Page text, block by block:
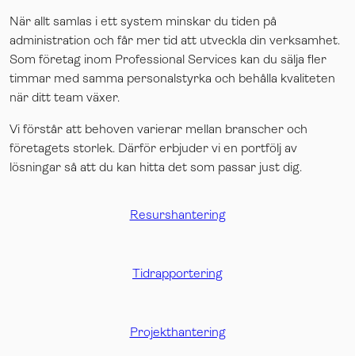
När allt samlas i ett system minskar du tiden på
administration och får mer tid att utveckla din verksamhet.
Som företag inom Professional Services kan du sälja fler
timmar med samma personalstyrka och behålla kvaliteten
när ditt team växer.
Vi förstår att behoven varierar mellan branscher och
företagets storlek. Därför erbjuder vi en portfölj av
lösningar så att du kan hitta det som passar just dig.
Resurshantering
Tidrapportering
Projekthantering